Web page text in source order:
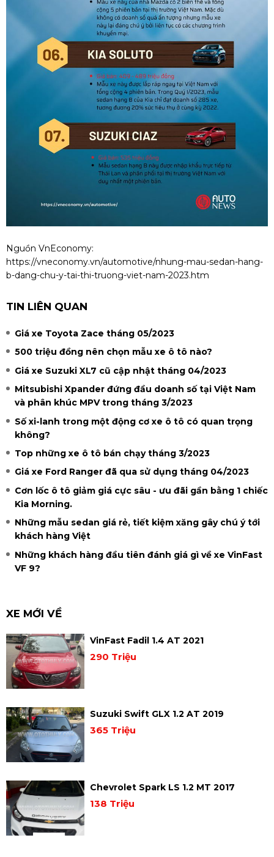
Nguồn VnEconomy:
https://vneconomy.vn/automotive/nhung-mau-sedan-hang-
b-dang-chu-y-tai-thi-truong-viet-nam-2023.htm
TIN LIÊN QUAN
Giá xe Toyota Zace tháng 05/2023
500 triệu đồng nên chọn mẫu xe ô tô nào?
Giá xe Suzuki XL7 cũ cập nhật tháng 04/2023
Mitsubishi Xpander đứng đầu doanh số tại Việt Nam
và phân khúc MPV trong tháng 3/2023
Số xi-lanh trong một động cơ xe ô tô có quan trọng
không?
Top những xe ô tô bán chạy tháng 3/2023
Giá xe Ford Ranger đã qua sử dụng tháng 04/2023
Cơn lốc ô tô giảm giá cực sâu - ưu đãi gần bằng 1 chiếc
Kia Morning.
Những mẫu sedan giá rẻ, tiết kiệm xăng gây chú ý tới
khách hàng Việt
Những khách hàng đầu tiên đánh giá gì về xe VinFast
VF 9?
XE MỚI VỀ
VinFast Fadil 1.4 AT 2021
290 Triệu
Suzuki Swift GLX 1.2 AT 2019
365 Triệu
Chevrolet Spark LS 1.2 MT 2017
138 Triệu